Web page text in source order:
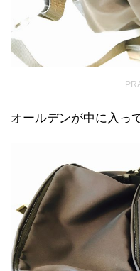
オールデンが中に入っ